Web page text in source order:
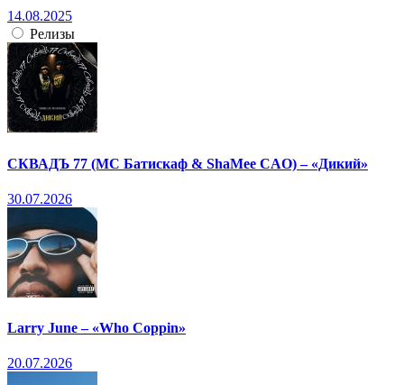
14.08.2025
Релизы
СКВАДЪ 77 (МС Батискаф & ShaMee CAO) – «Дикий»
30.07.2026
Larry June – «Who Coppin»
20.07.2026